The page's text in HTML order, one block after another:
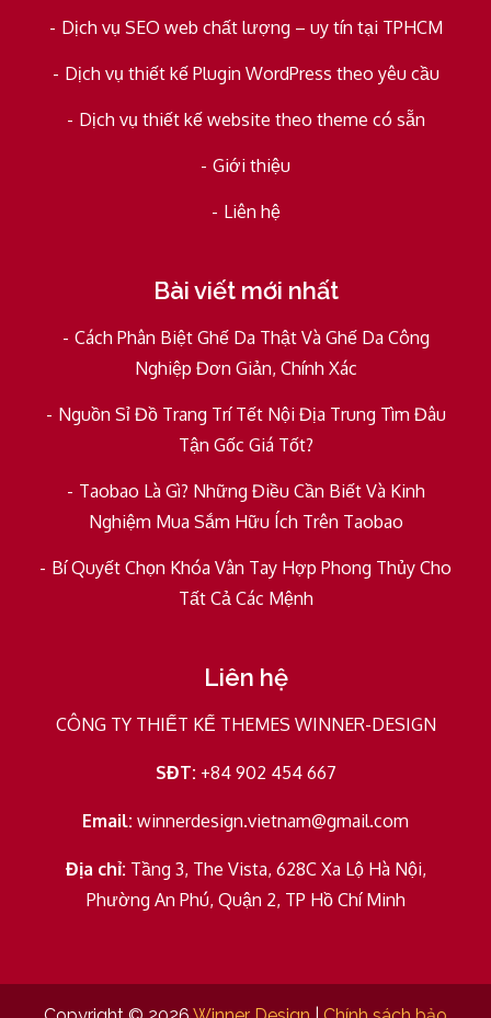
Dịch vụ SEO web chất lượng – uy tín tại TPHCM
Dịch vụ thiết kế Plugin WordPress theo yêu cầu
Dịch vụ thiết kế website theo theme có sẵn
Giới thiệu
Liên hệ
Bài viết mới nhất
Cách Phân Biệt Ghế Da Thật Và Ghế Da Công
Nghiệp Đơn Giản, Chính Xác
Nguồn Sỉ Đồ Trang Trí Tết Nội Địa Trung Tìm Đâu
Tận Gốc Giá Tốt?
Taobao Là Gì? Những Điều Cần Biết Và Kinh
Nghiệm Mua Sắm Hữu Ích Trên Taobao
Bí Quyết Chọn Khóa Vân Tay Hợp Phong Thủy Cho
Tất Cả Các Mệnh
Liên hệ
CÔNG TY THIẾT KẾ THEMES WINNER-DESIGN
SĐT: +84 902 454 667
Email: winnerdesign.vietnam@gmail.com
Địa chỉ: Tầng 3, The Vista, 628C Xa Lộ Hà Nội,
Phường An Phú, Quận 2, TP Hồ Chí Minh